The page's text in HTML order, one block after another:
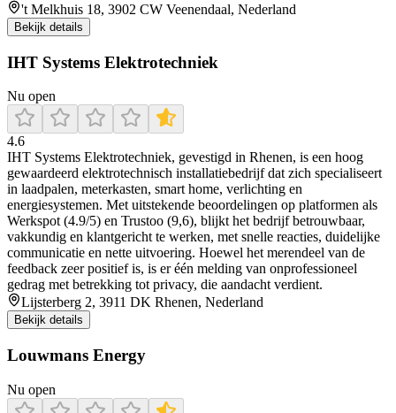
't Melkhuis 18, 3902 CW Veenendaal, Nederland
Bekijk details
IHT Systems Elektrotechniek
Nu open
4.6
IHT Systems Elektrotechniek, gevestigd in Rhenen, is een hoog
gewaardeerd elektrotechnisch installatiebedrijf dat zich specialiseert
in laadpalen, meterkasten, smart home, verlichting en
energiesystemen. Met uitstekende beoordelingen op platformen als
Werkspot (4.9/5) en Trustoo (9,6), blijkt het bedrijf betrouwbaar,
vakkundig en klantgericht te werken, met snelle reacties, duidelijke
communicatie en nette uitvoering. Hoewel het merendeel van de
feedback zeer positief is, is er één melding van onprofessioneel
gedrag met betrekking tot privacy, die aandacht verdient.
Lijsterberg 2, 3911 DK Rhenen, Nederland
Bekijk details
Louwmans Energy
Nu open